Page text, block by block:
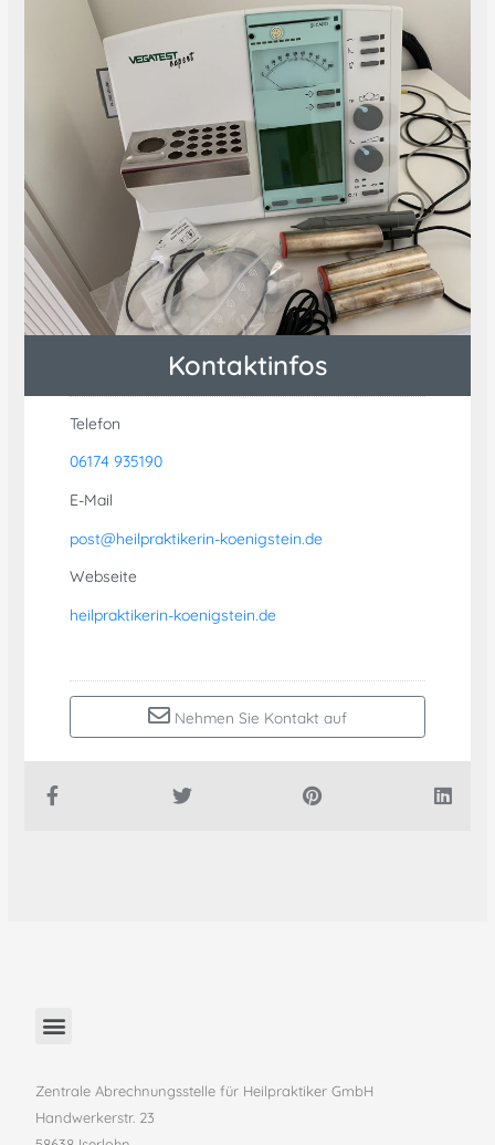
Kontaktinfos
Telefon
06174 935190
E-Mail
post@heilpraktikerin-koenigstein.de
Webseite
heilpraktikerin-koenigstein.de
Nehmen Sie Kontakt auf
Zentrale Abrechnungsstelle für Heilpraktiker GmbH
Handwerkerstr. 23